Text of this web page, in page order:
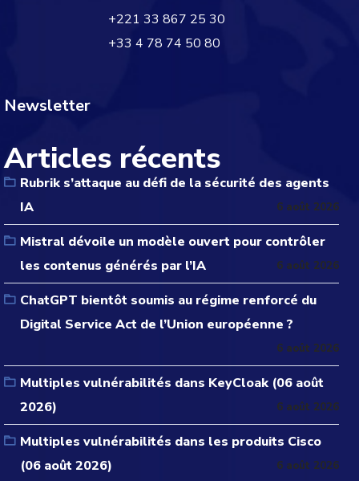
+221 33 867 25 30
+33 4 78 74 50 80
Newsletter
Articles récents
Rubrik s’attaque au défi de la sécurité des agents
IA
6 août 2026
Mistral dévoile un modèle ouvert pour contrôler
les contenus générés par l’IA
6 août 2026
ChatGPT bientôt soumis au régime renforcé du
Digital Service Act de l’Union européenne ?
6 août 2026
Multiples vulnérabilités dans KeyCloak (06 août
2026)
6 août 2026
Multiples vulnérabilités dans les produits Cisco
(06 août 2026)
6 août 2026